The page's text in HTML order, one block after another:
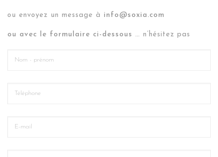
ou envoyez un message à info@soxia.com
ou avec le formulaire ci-dessous … n’hésitez pas